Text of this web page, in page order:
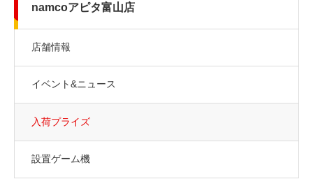
namcoアピタ富山店
店舗情報
イベント&ニュース
入荷プライズ
設置ゲーム機